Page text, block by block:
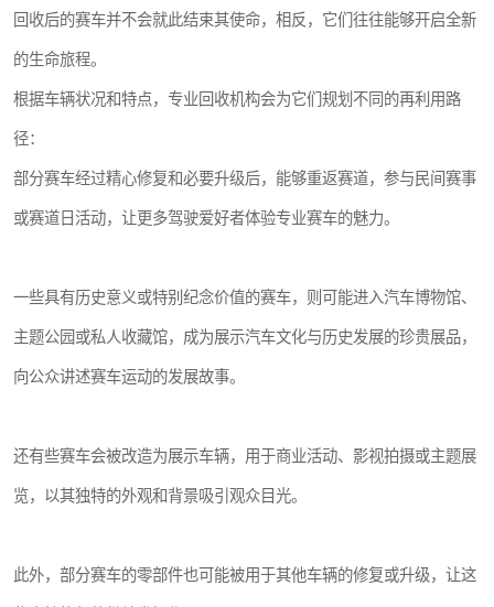
回收后的赛车并不会就此结束其使命，相反，它们往往能够开启全新
的生命旅程。
根据车辆状况和特点，专业回收机构会为它们规划不同的再利用路
径：
部分赛车经过精心修复和必要升级后，能够重返赛道，参与民间赛事
或赛道日活动，让更多驾驶爱好者体验专业赛车的魅力。
一些具有历史意义或特别纪念价值的赛车，则可能进入汽车博物馆、
主题公园或私人收藏馆，成为展示汽车文化与历史发展的珍贵展品，
向公众讲述赛车运动的发展故事。
还有些赛车会被改造为展示车辆，用于商业活动、影视拍摄或主题展
览，以其独特的外观和背景吸引观众目光。
此外，部分赛车的零部件也可能被用于其他车辆的修复或升级，让这